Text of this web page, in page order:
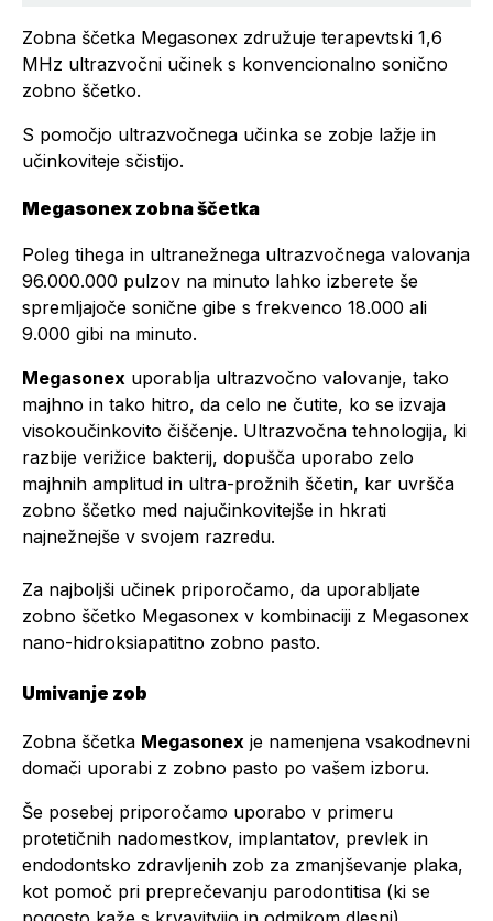
Zobna ščetka Megasonex združuje terapevtski 1,6
MHz ultrazvočni učinek s konvencionalno sonično
zobno ščetko.
S pomočjo ultrazvočnega učinka se zobje lažje in
učinkoviteje sčistijo.
Megasonex zobna ščetka
Poleg tihega in ultranežnega ultrazvočnega valovanja
96.000.000 pulzov na minuto lahko izberete še
spremljajoče sonične gibe s frekvenco 18.000 ali
9.000 gibi na minuto.
Megasonex uporablja ultrazvočno valovanje, tako
majhno in tako hitro, da celo ne čutite, ko se izvaja
visokoučinkovito čiščenje. Ultrazvočna tehnologija, ki
razbije verižice bakterij, dopušča uporabo zelo
majhnih amplitud in ultra-prožnih ščetin, kar uvršča
zobno ščetko med najučinkovitejše in hkrati
najnežnejše v svojem razredu.
Za najboljši učinek priporočamo, da uporabljate
zobno ščetko Megasonex v kombinaciji z Megasonex
nano-hidroksiapatitno zobno pasto.
Umivanje zob
Zobna ščetka Megasonex je namenjena vsakodnevni
domači uporabi z zobno pasto po vašem izboru.
Še posebej priporočamo uporabo v primeru
protetičnih nadomestkov, implantatov, prevlek in
endodontsko zdravljenih zob za zmanjševanje plaka,
kot pomoč pri preprečevanju parodontitisa (ki se